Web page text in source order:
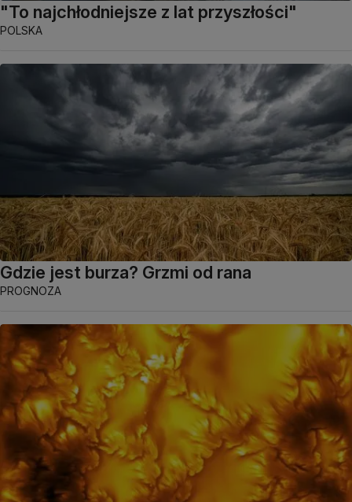
"To najchłodniejsze z lat przyszłości"
POLSKA
Gdzie jest burza? Grzmi od rana
PROGNOZA